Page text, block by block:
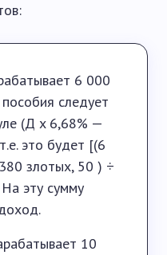
6 000
следует
(Д x 6,68% —
это будет [(6
злотых, 50 ) ÷
На эту сумму
10